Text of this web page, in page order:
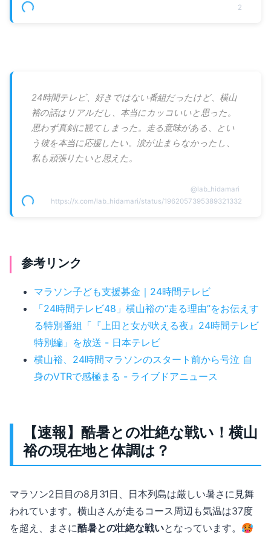
2
24時間テレビ、好きではない番組だったけど、横山
裕の話はリアルだし、本当にカッコいいと思った。
思わず真剣に観てしまった。走る意味がある、とい
う彼を本当に応援したい。涙が止まらなかったし、
私も頑張りたいと思えた。
@lab_hidamari
https://x.com/lab_hidamari/status/1962057395389321332
参考リンク
マラソン子ども支援募金｜24時間テレビ
「24時間テレビ48」横山裕の“走る理由”をお伝えす
る特別番組「『上田と女が吠える夜』24時間テレビ
特別編」を放送 - 日本テレビ
横山裕、24時間マラソンのスタート前から号泣 自
身のVTRで感極まる - ライブドアニュース
【速報】酷暑との壮絶な戦い！横山
裕の現在地と体調は？
マラソン2日目の8月31日、日本列島は厳しい暑さに見舞
われています。横山さんが走るコース周辺も気温は37度
を超え、まさに酷暑との壮絶な戦いとなっています。🥵